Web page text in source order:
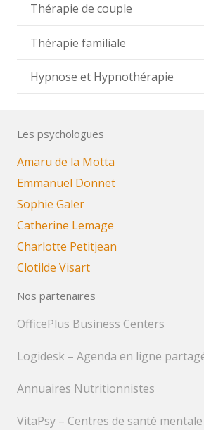
Thérapie de couple
Thérapie familiale
Hypnose et Hypnothérapie
Les psychologues
Amaru de la Motta
Emmanuel Donnet
Sophie Galer
Catherine Lemage
Charlotte Petitjean
Clotilde Visart
Nos partenaires
OfficePlus Business Centers
Logidesk – Agenda en ligne
Annuaires Nutritionnistes
VitaPsy – Centres de santé